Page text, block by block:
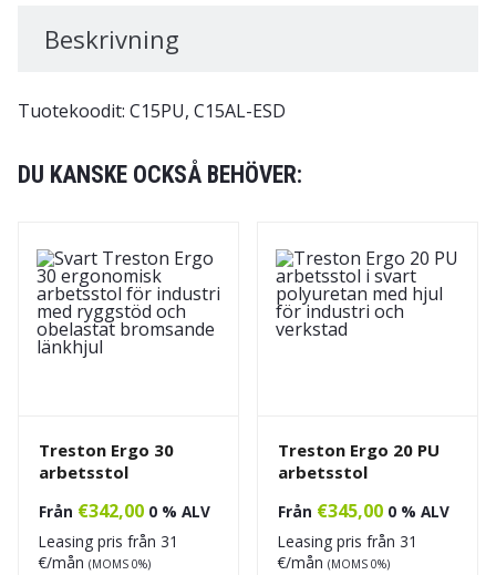
Beskrivning
Tuotekoodit: C15PU, C15AL-ESD
DU KANSKE OCKSÅ BEHÖVER:
Treston Ergo 30
arbetsstol
Från €342,00 0 % ALV
Leasing pris från 31
€/mån (MOMS 0%)
Treston Ergo 20 PU
arbetsstol
Från €345,00 0 % ALV
Leasing pris från 31
€/mån (MOMS 0%)